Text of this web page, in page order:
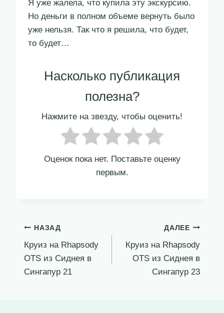
Я уже жалела, что купила эту экскурсию.
Но деньги в полном объеме вернуть было
уже нельзя. Так что я решила, что будет,
то будет…
Насколько публикация
полезна?
Нажмите на звезду, чтобы оценить!
Оценок пока нет. Поставьте оценку
первым.
Навигация
по
записям
НАЗАД
Круиз на Rhapsody
OTS из Сиднея в
Сингапур 21
ДАЛЕЕ
Круиз на Rhapsody
OTS из Сиднея в
Сингапур 23